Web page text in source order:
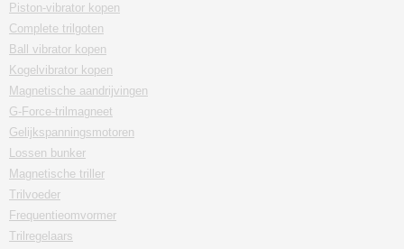
Piston-vibrator kopen
Complete trilgoten
Ball vibrator kopen
Kogelvibrator kopen
Magnetische aandrijvingen
G-Force-trilmagneet
Gelijkspanningsmotoren
Lossen bunker
Magnetische triller
Trilvoeder
Frequentieomvormer
Trilregelaars